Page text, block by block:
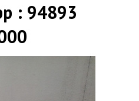
: 94893